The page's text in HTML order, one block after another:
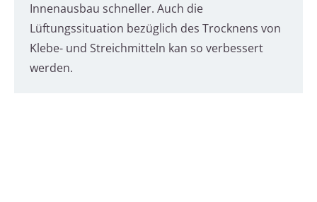
Innenausbau schneller. Auch die
Lüftungssituation bezüglich des Trocknens von
Klebe- und Streichmitteln kan so verbessert
werden.